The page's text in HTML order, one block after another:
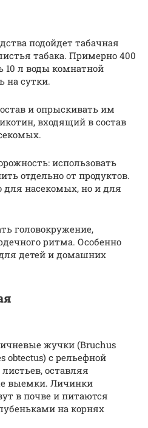
подойдет табачная
табака. Примерно 400
10 л воды комнатной
на сутки.
и опрыскивать им
входящий в состав
использовать
отдельно от продуктов.
насекомых, но и для
головокружение,
ритма. Особенно
детей и домашних
жучки (Bruchus
obtectus) с рельефной
оставляя
выемки. Личинки
в почве и питаются
на корнях